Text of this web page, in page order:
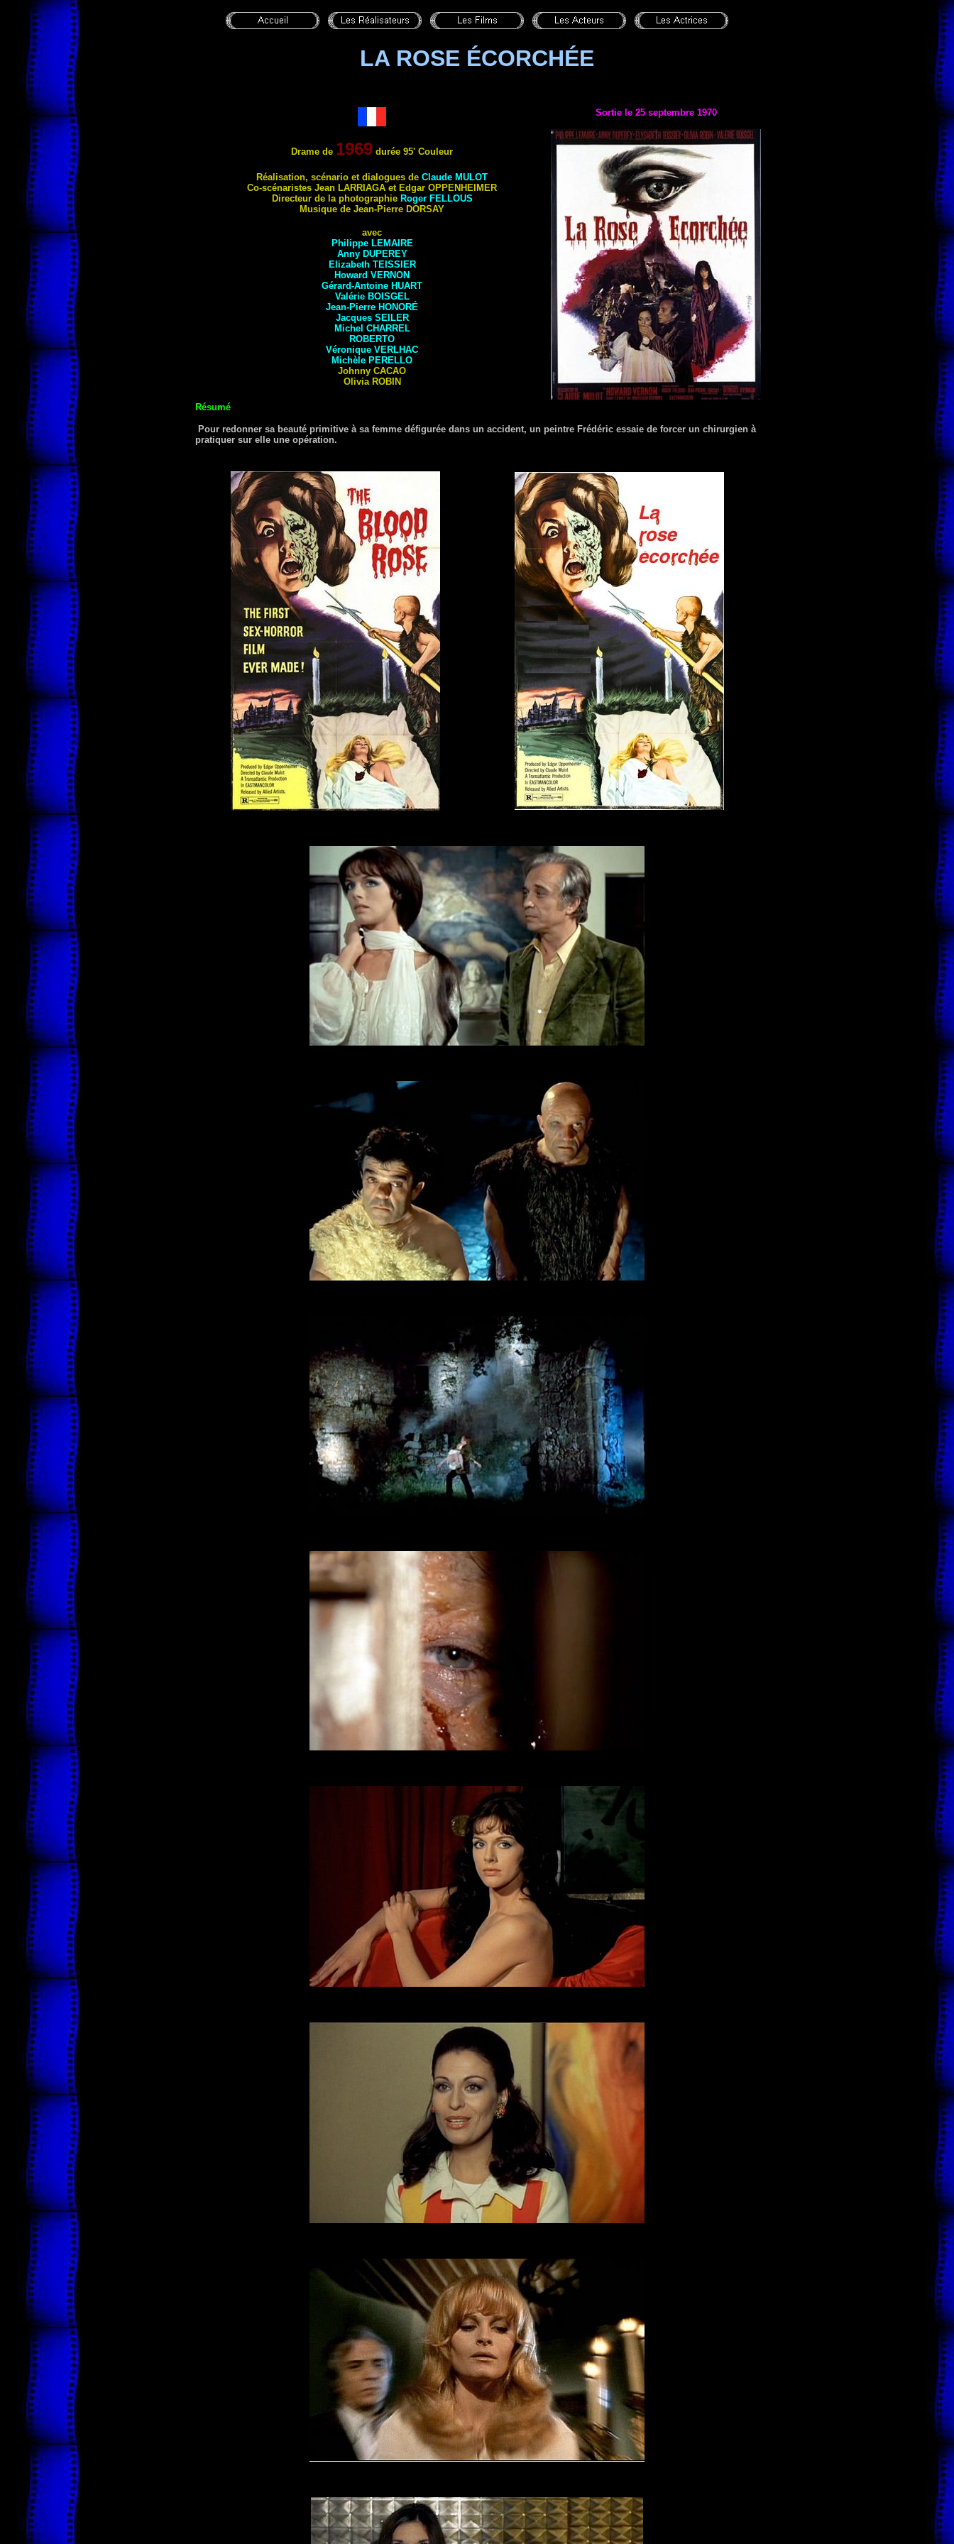
LA ROSE ÉCORCHÉE
Drame de 1969 durée 95' Couleur
Réalisation, scénario et dialogues de Claude MULOT
Co-scénaristes Jean LARRIAGA et Edgar OPPENHEIMER
Directeur de la photographie Roger FELLOUS
Musique de Jean-Pierre DORSAY
avec
Philippe LEMAIRE
Anny DUPEREY
Elizabeth TEISSIER
Howard VERNON
Gérard-Antoine HUART
Valérie BOISGEL
Jean-Pierre HONORÉ
Jacques SEILER
Michel CHARREL
ROBERTO
Véronique VERLHAC
Michèle PERELLO
Johnny CACAO
Olivia ROBIN
Sortie le 25 septembre 1970
Résumé
Pour redonner sa beauté primitive à sa femme défigurée dans un accident, un peintre Frédéric essaie de forcer un chirurgien à
pratiquer sur elle une opération.